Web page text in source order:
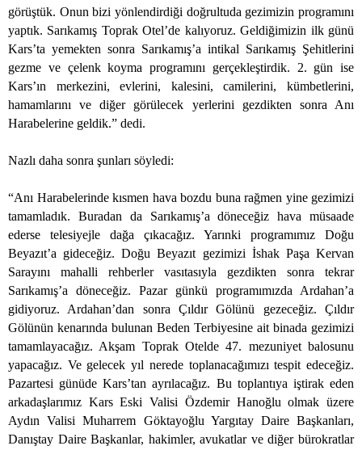
görüştük. Onun bizi yönlendirdiği doğrultuda gezimizin programını
yaptık. Sarıkamış Toprak Otel’de kalıyoruz. Geldiğimizin ilk günü
Kars’ta yemekten sonra Sarıkamış’a intikal Sarıkamış Şehitlerini
gezme ve çelenk koyma programını gerçekleştirdik. 2. gün ise
Kars’ın merkezini, evlerini, kalesini, camilerini, kümbetlerini,
hamamlarını ve diğer görülecek yerlerini gezdikten sonra Anı
Harabelerine geldik.” dedi.
Nazlı daha sonra şunları söyledi:
“Anı Harabelerinde kısmen hava bozdu buna rağmen yine gezimizi
tamamladık. Buradan da Sarıkamış’a döneceğiz hava müsaade
ederse telesiyejle dağa çıkacağız. Yarınki programımız Doğu
Beyazıt’a gideceğiz. Doğu Beyazıt gezimizi İshak Paşa Kervan
Sarayını mahalli rehberler vasıtasıyla gezdikten sonra tekrar
Sarıkamış’a döneceğiz. Pazar günkü programımızda Ardahan’a
gidiyoruz. Ardahan’dan sonra Çıldır Gölünü gezeceğiz. Çıldır
Gölünün kenarında bulunan Beden Terbiyesine ait binada gezimizi
tamamlayacağız. Akşam Toprak Otelde 47. mezuniyet balosunu
yapacağız. Ve gelecek yıl nerede toplanacağımızı tespit edeceğiz.
Pazartesi günüde Kars’tan ayrılacağız. Bu toplantıya iştirak eden
arkadaşlarımız Kars Eski Valisi Özdemir Hanoğlu olmak üzere
Aydın Valisi Muharrem Göktayoğlu Yargıtay Daire Başkanları,
Danıştay Daire Başkanlar, hakimler, avukatlar ve diğer bürokratlar